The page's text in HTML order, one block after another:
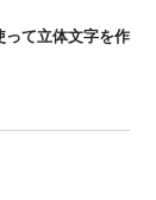
って立体文字を作